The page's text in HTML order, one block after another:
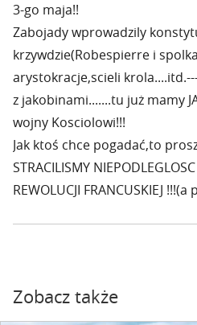
3-go maja!!
Zabojady wprowadzily
krzywdzie(Robespierre i
arystokracje,scieli
z jakobinami.......tu już mamy
wojny Kosciolowi!!!
Jak ktoś chce pogadać,to
STRACILISMY
REWOLUCJI FRANCUSKIEJ
Zobacz także